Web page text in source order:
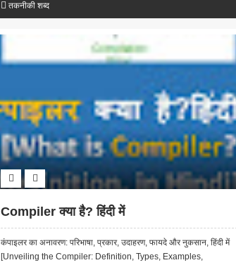
तकनीकी शब्द
Compiler क्या है? हिंदी में
कंपाइलर का अनावरण: परिभाषा, प्रकार, उदाहरण, फायदे और नुकसान, हिंदी में
[Unveiling the Compiler: Definition, Types, Examples,